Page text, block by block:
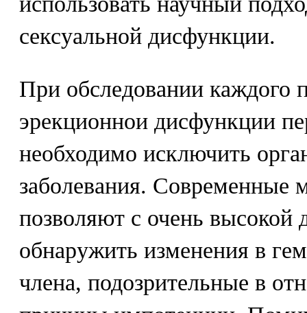
сексуальной дисфункции.
При обследовании каждого
эрекционнои дисфункции
необходимо исключить
заболевания. Современные
позволяют с очень высокой
обнаружить изменения в
члена, подозрительные в